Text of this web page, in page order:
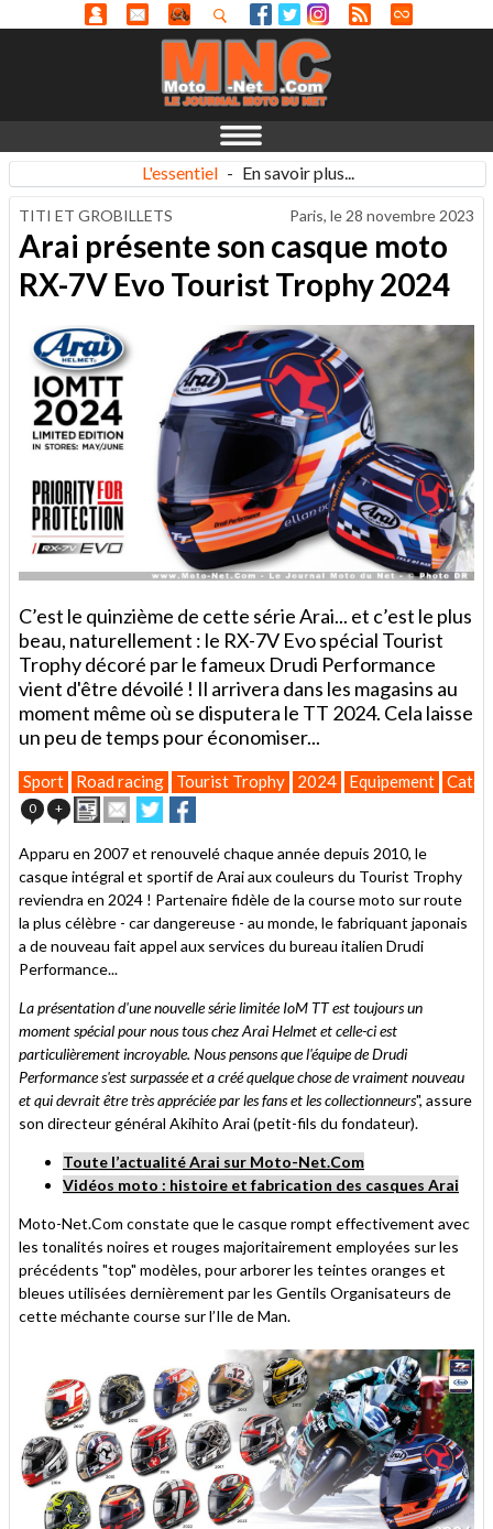
L'essentiel - En savoir plus...
TITI ET GROBILLETS Paris, le 28 novembre 2023
Arai présente son casque moto
RX-7V Evo Tourist Trophy 2024
C’est le quinzième de cette série Arai... et c’est le plus
beau, naturellement : le RX-7V Evo spécial Tourist
Trophy décoré par le fameux Drudi Performance
vient d'être dévoilé ! Il arrivera dans les magasins au
moment même où se disputera le TT 2024. Cela laisse
un peu de temps pour économiser...
Sport Road racing Tourist Trophy 2024 Equipement
0 + ImprimerEnvoyer
cet
à
un
ami
Partager
sur
sur
Apparu en 2007 et renouvelé chaque année depuis 2010, le
casque intégral et sportif de Arai aux couleurs du Tourist Trophy
reviendra en 2024 ! Partenaire fidèle de la course moto sur route
la plus célèbre - car dangereuse - au monde, le fabriquant japonais
a de nouveau fait appel aux services du bureau italien Drudi
Performance...
La présentation d'une nouvelle série limitée IoM TT est toujours un
moment spécial pour nous tous chez Arai Helmet et celle-ci est
particulièrement incroyable. Nous pensons que l'équipe de Drudi
Performance s'est surpassée et a créé quelque chose de vraiment nouveau
et qui devrait être très appréciée par les fans et les collectionneurs", assure
son directeur général Akihito Arai (petit-fils du fondateur).
Toute l’actualité Arai sur Moto-Net.Com
Vidéos moto : histoire et fabrication des casques Arai
Moto-Net.Com constate que le casque rompt effectivement avec
les tonalités noires et rouges majoritairement employées sur les
précédents "top" modèles, pour arborer les teintes oranges et
bleues utilisées dernièrement par les Gentils Organisateurs de
cette méchante course sur l’Ile de Man.